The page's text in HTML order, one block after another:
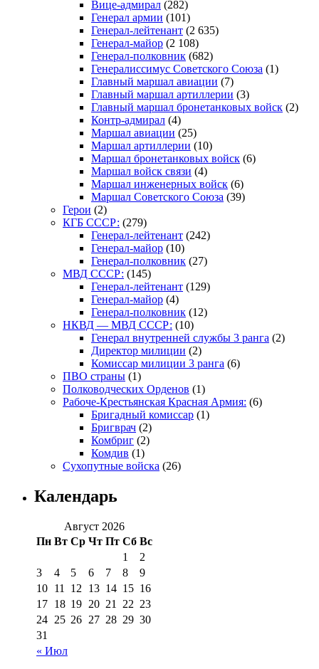
Вице-адмирал (282)
Генерал армии (101)
Генерал-лейтенант (2 635)
Генерал-майор (2 108)
Генерал-полковник (682)
Генералиссимус Советского Союза (1)
Главный маршал авиации (7)
Главный маршал артиллерии (3)
Главный маршал бронетанковых войск (2)
Контр-адмирал (4)
Маршал авиации (25)
Маршал артиллерии (10)
Маршал бронетанковых войск (6)
Маршал войск связи (4)
Маршал инженерных войск (6)
Маршал Советского Союза (39)
Герои (2)
КГБ СССР: (279)
Генерал-лейтенант (242)
Генерал-майор (10)
Генерал-полковник (27)
МВД СССР: (145)
Генерал-лейтенант (129)
Генерал-майор (4)
Генерал-полковник (12)
НКВД — МВД СССР: (10)
Генерал внутренней службы 3 ранга (2)
Директор милиции (2)
Комиссар милиции 3 ранга (6)
ПВО страны (1)
Полководческих Орденов (1)
Рабоче-Крестьянская Красная Армия: (6)
Бригадный комиссар (1)
Бригврач (2)
Комбриг (2)
Комдив (1)
Сухопутные войска (26)
Календарь
Август 2026
Пн Вт Ср Чт Пт Сб Вс
« Июл
1
2
3
4 5 6 7 8
9
10 11 12 13 14 15 16
17 18 19 20 21 22 23
24 25 26 27 28 29 30
31